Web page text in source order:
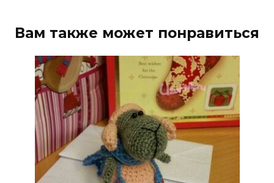
Вам также может понравиться